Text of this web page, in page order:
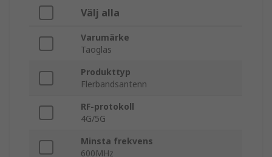
Välj alla
Varumärke
Taoglas
Produkttyp
Flerbandsantenn
RF-protokoll
4G/5G
Minsta frekvens
600MHz